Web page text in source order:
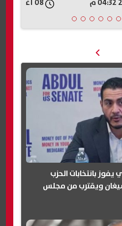
بانتخابات الحزب
ويقترب من مجلس